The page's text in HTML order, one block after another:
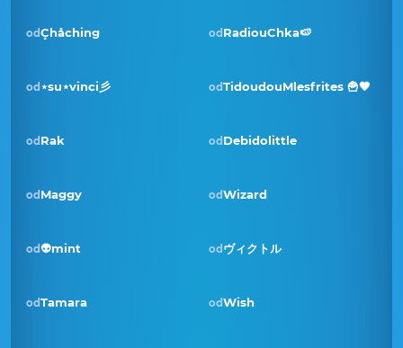
odÇhåching Pobjednik · ruj 2022
od RadiouChka🍉
od ⋆su⋆vinci彡 odTidoudouMlesfrites 🍟🖤
od Rak od Debidolittle
od Maggy Pobjednik · pro 2021
odWizard
od👽mint od ヴィクトル
odTamara odWish